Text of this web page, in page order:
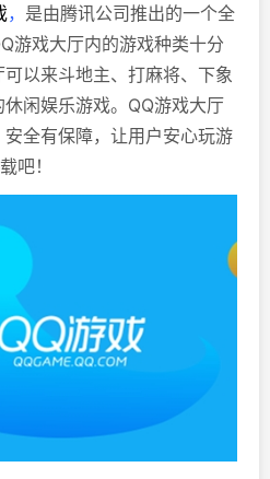
， 是由腾讯公司推出的一个全
游戏大厅内的游戏种类十分
以来斗地主、打麻将、下象
闲娱乐游戏。QQ游戏大厅
全有保障，让用户安心玩游
吧！